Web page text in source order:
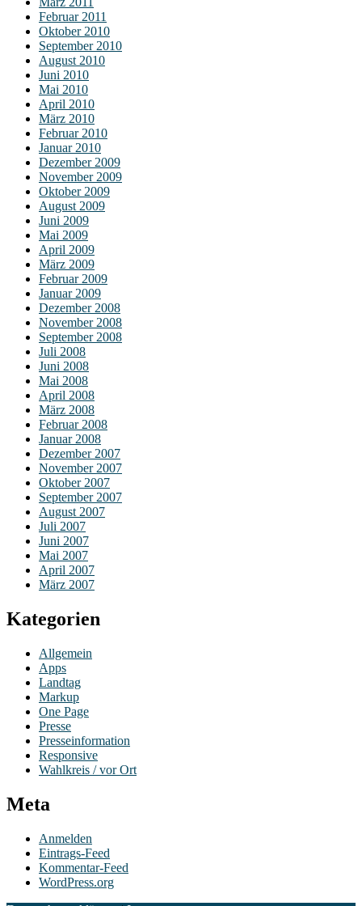
Februar 2011
Oktober 2010
September 2010
August 2010
Juni 2010
Mai 2010
April 2010
März 2010
Februar 2010
Januar 2010
Dezember 2009
November 2009
Oktober 2009
August 2009
Juni 2009
Mai 2009
April 2009
März 2009
Februar 2009
Januar 2009
Dezember 2008
November 2008
September 2008
Juli 2008
Juni 2008
Mai 2008
April 2008
März 2008
Februar 2008
Januar 2008
Dezember 2007
November 2007
Oktober 2007
September 2007
August 2007
Juli 2007
Juni 2007
Mai 2007
April 2007
März 2007
Kategorien
Allgemein
Apps
Landtag
Markup
One Page
Presse
Presseinformation
Responsive
Wahlkreis / vor Ort
Meta
Anmelden
Eintrags-Feed
Kommentar-Feed
WordPress.org